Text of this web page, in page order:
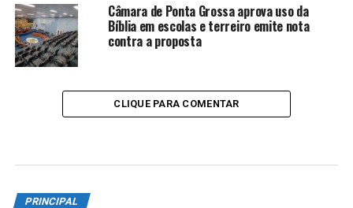
Câmara de Ponta Grossa aprova uso da
Bíblia em escolas e terreiro emite nota
contra a proposta
CLIQUE PARA COMENTAR
PRINCIPAL